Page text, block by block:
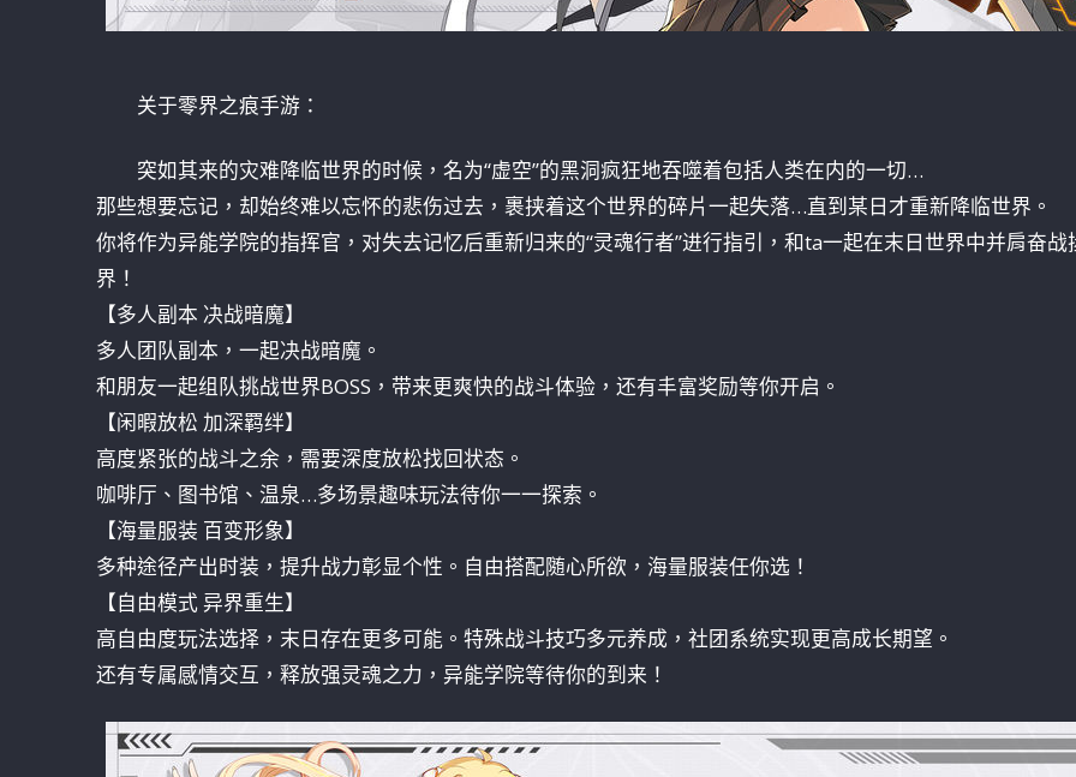
关于零界之痕手游：
突如其来的灾难降临世界的时候，名为“虚空”的黑洞疯狂地吞噬着包括人类在内的一切…
那些想要忘记，却始终难以忘怀的悲伤过去，裹挟着这个世界的碎片一起失落…直到某日才重新降临世界。
你将作为异能学院的指挥官，对失去记忆后重新归来的“灵魂行者”进行指引，和ta一起在末日世界中并肩奋战
界！
【多人副本 决战暗魔】
多人团队副本，一起决战暗魔。
和朋友一起组队挑战世界BOSS，带来更爽快的战斗体验，还有丰富奖励等你开启。
【闲暇放松 加深羁绊】
高度紧张的战斗之余，需要深度放松找回状态。
咖啡厅、图书馆、温泉…多场景趣味玩法待你一一探索。
【海量服装 百变形象】
多种途径产出时装，提升战力彰显个性。自由搭配随心所欲，海量服装任你选！
【自由模式 异界重生】
高自由度玩法选择，末日存在更多可能。特殊战斗技巧多元养成，社团系统实现更高成长期望。
还有专属感情交互，释放强灵魂之力，异能学院等待你的到来！